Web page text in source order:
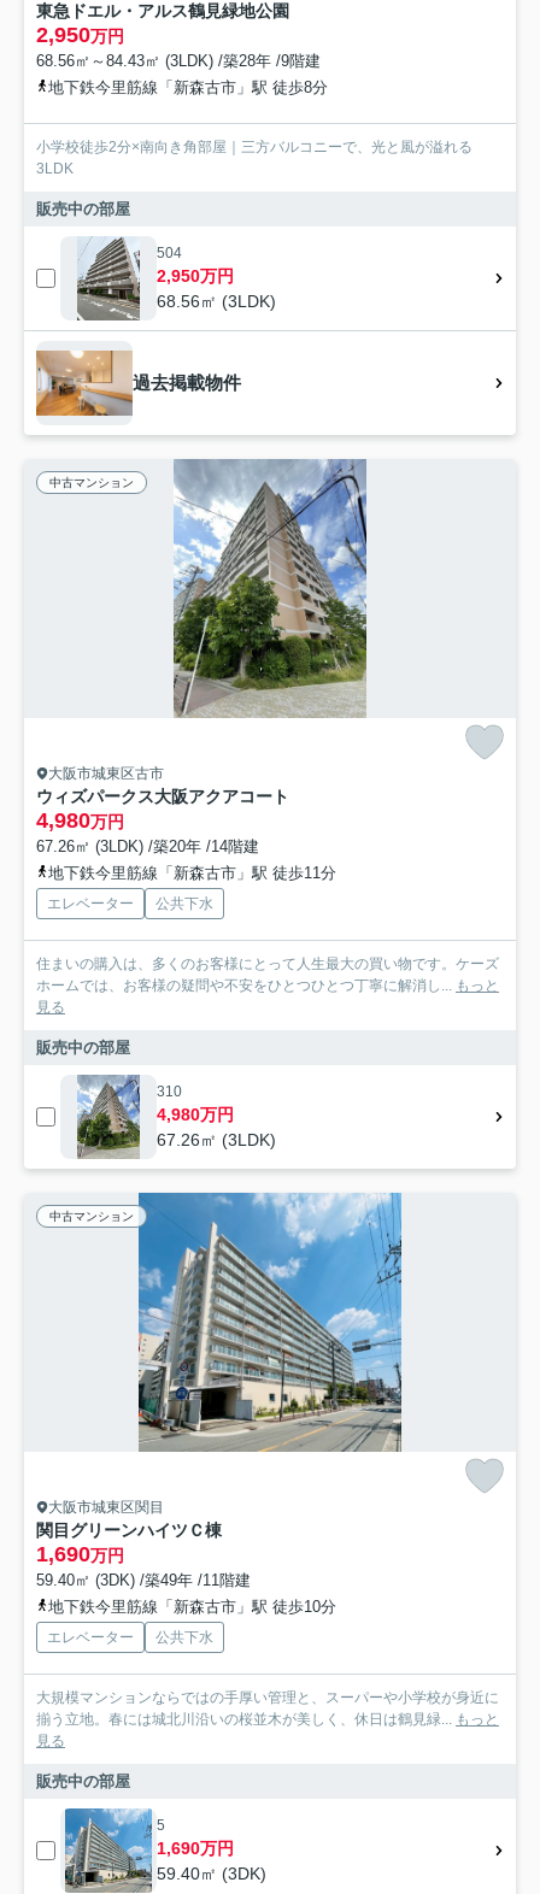
東急ドエル・アルス鶴見緑地公園
2,950万円
68.56㎡～84.43㎡ (3LDK) /築28年 /9階建
地下鉄今里筋線「新森古市」駅 徒歩8分
小学校徒歩2分×南向き角部屋｜三方バルコニーで、光と風が溢れる
3LDK
販売中の部屋
504
2,950万円
68.56㎡ (3LDK)
過去掲載物件
中古マンション
大阪市城東区古市
ウィズパークス大阪アクアコート
4,980万円
67.26㎡ (3LDK) /築20年 /14階建
地下鉄今里筋線「新森古市」駅 徒歩11分
エレベーター 公共下水
住まいの購入は、多くのお客様にとって人生最大の買い物です。ケーズ
ホームでは、お客様の疑問や不安をひとつひとつ丁寧に解消し... もっと
見る
販売中の部屋
310
4,980万円
67.26㎡ (3LDK)
中古マンション
大阪市城東区関目
関目グリーンハイツＣ棟
1,690万円
59.40㎡ (3DK) /築49年 /11階建
地下鉄今里筋線「新森古市」駅 徒歩10分
エレベーター 公共下水
大規模マンションならではの手厚い管理と、スーパーや小学校が身近に
揃う立地。春には城北川沿いの桜並木が美しく、休日は鶴見緑... もっと
見る
販売中の部屋
5
1,690万円
59.40㎡ (3DK)